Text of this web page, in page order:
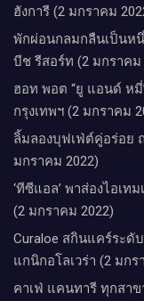
ฮังการี (2 มกราคม
พักผ่อนกลมกลืนเป็นหนึ่
บีช รีสอร์ท (2 มกราคม
ฮอท พอต “ยู แอนด์ ห
กรุงเทพฯ (2 มกราคม
ลิ้มลองบุฟเฟ่ต์คู่อร่อย
มกราคม 2022)
‘ทีซีแอล’ พาส่องไอเ
(2 มกราคม 2022)
Curaloe สกินแคร์ระ
แกนิกอโลเวร่า (2 มกร
คาเฟ่ แคนทารี ทุกสา